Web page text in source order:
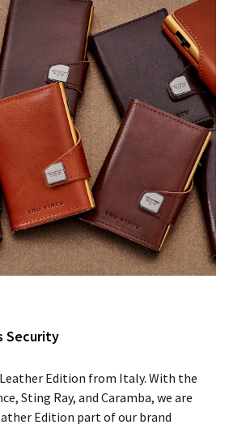
Security
Edition from Italy. With the
Sting Ray, and Caramba, we are
Edition part of our brand